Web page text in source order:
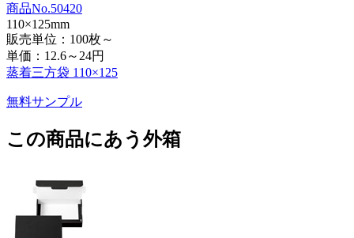
商品No.50420
110×125mm
販売単位：100枚～
単価： 12.6～24円
蒸着三方袋 110×125
無料サンプル
この商品にあう外箱